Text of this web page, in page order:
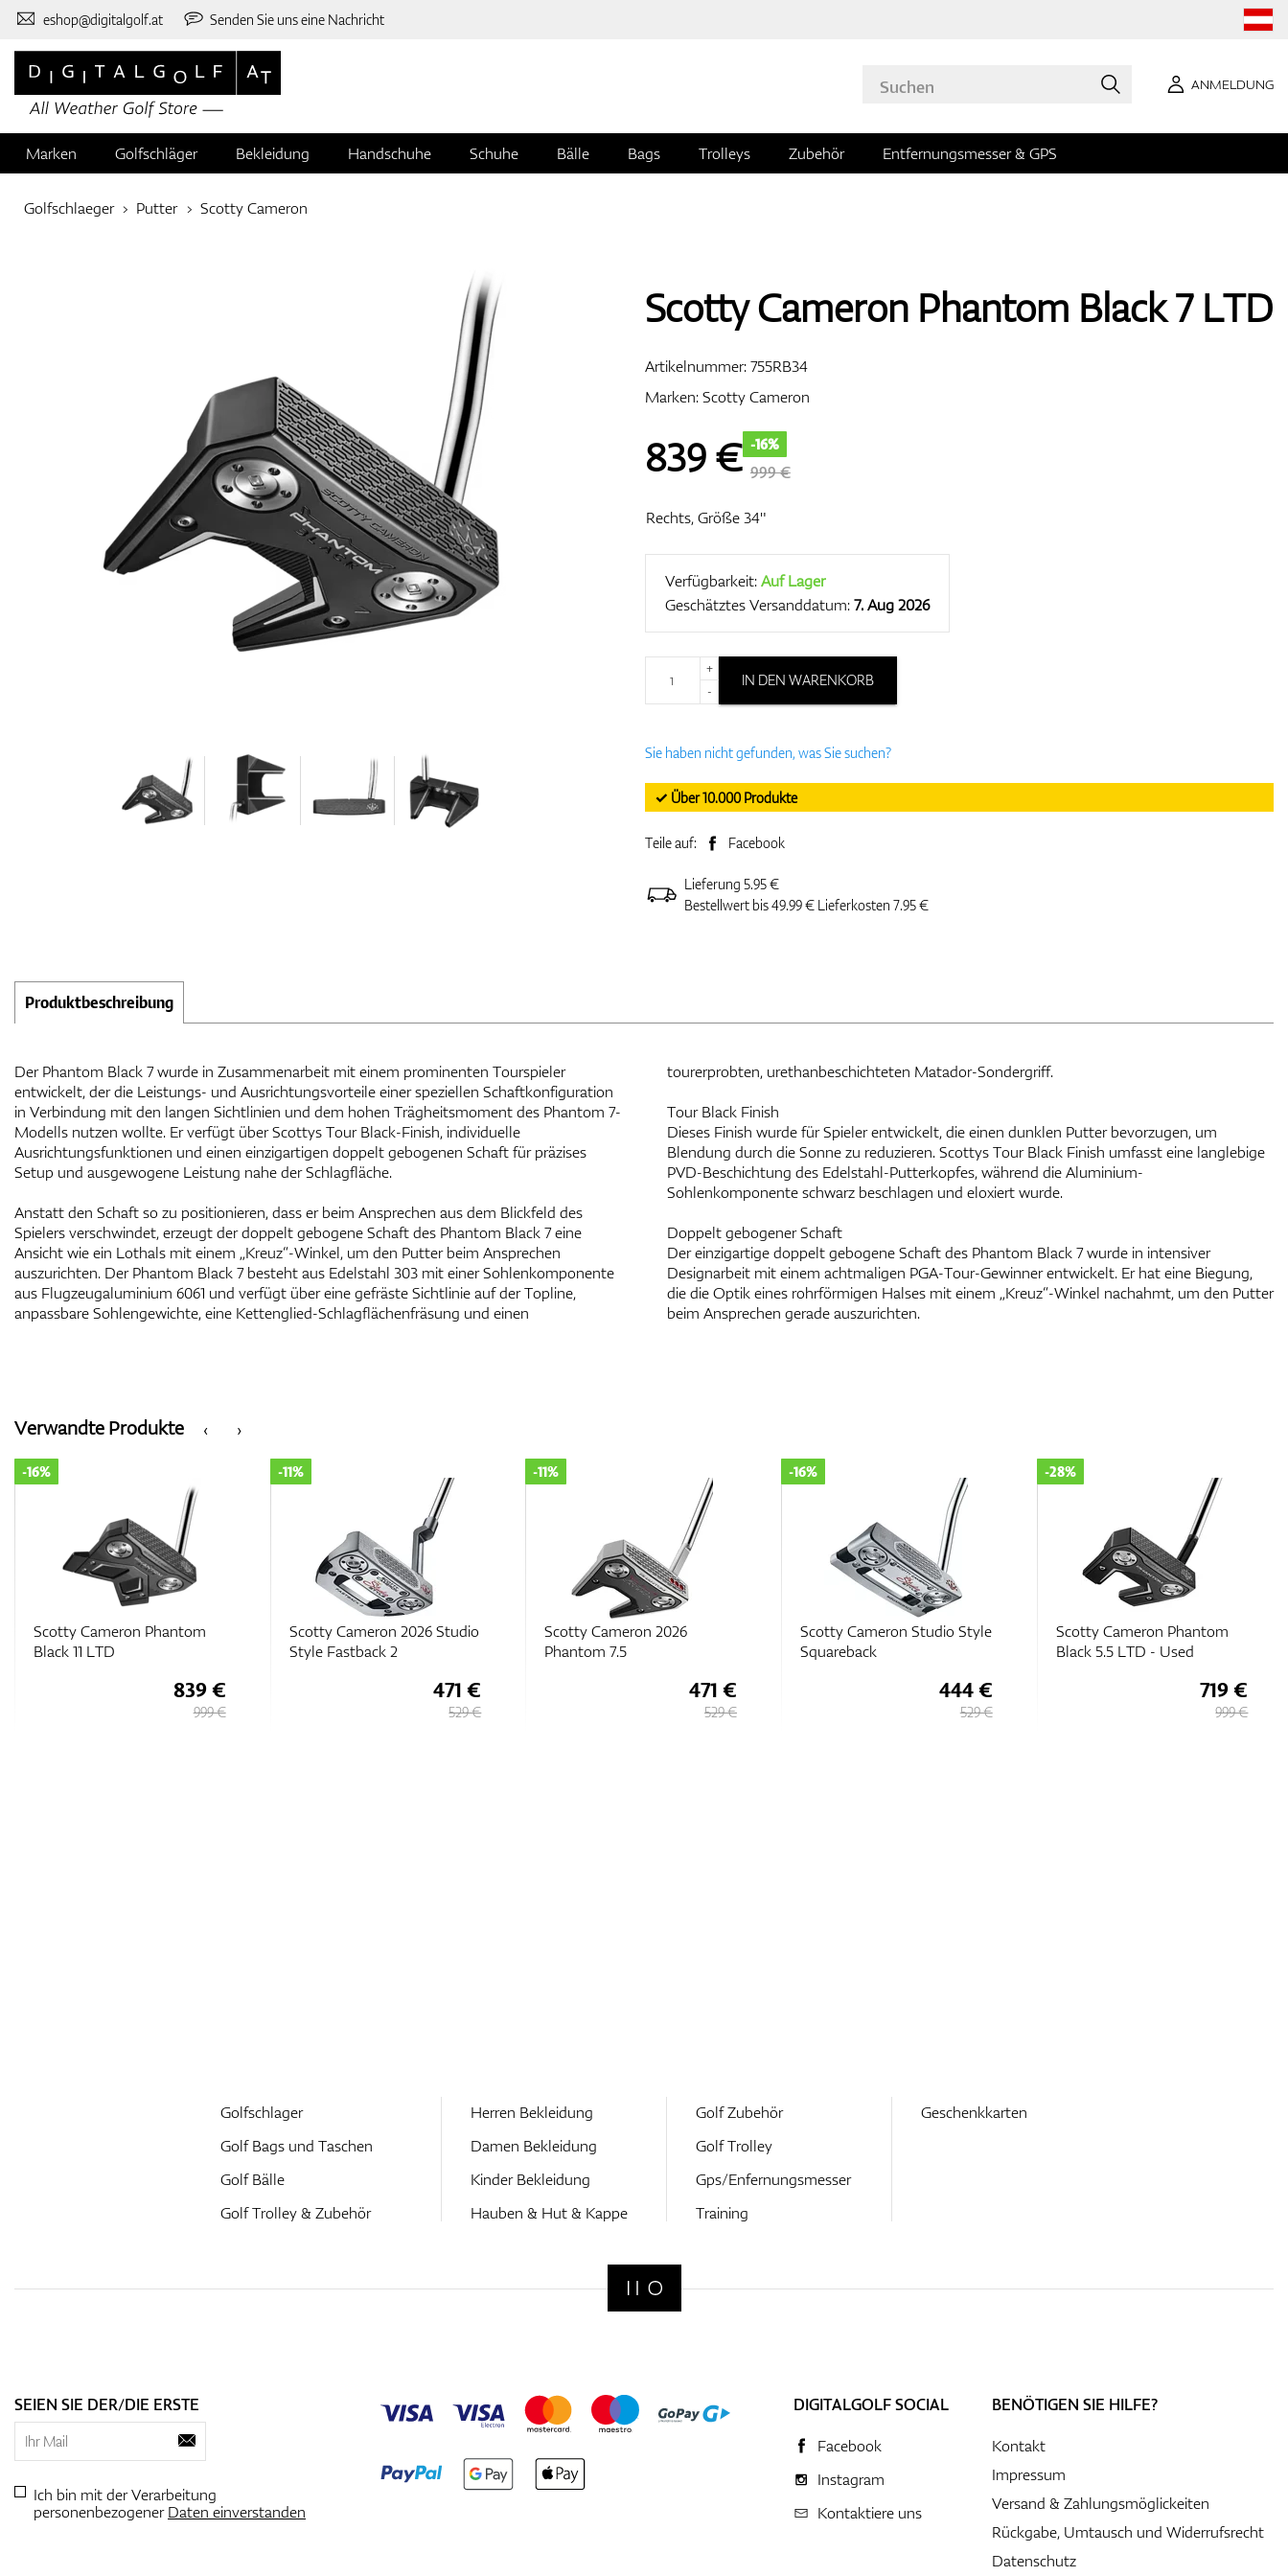
eshop@digitalgolf.at Senden Sie uns eine Nachricht
ANMELDUNG
Marken Golfschläger Bekleidung Handschuhe Schuhe Bälle Bags Trolleys Zubehör Entfernungsmesser & GPS
Golfschlaeger Putter Scotty Cameron
Scotty Cameron Phantom Black 7 LTD
Artikelnummer:755RB34
Marken:Scotty Cameron
839€ -16%
999 €
Rechts, Größe 34"
Verfügbarkeit:Auf Lager
Geschätztes Versanddatum:7. Aug 2026
+
-
IN DEN WARENKORB
Sie haben nicht gefunden, was Sie suchen?
✓ Über 10.000 Produkte
Teile auf: Facebook
Lieferung 5.95 €
Bestellwert bis 49.99 € Lieferkosten 7.95 €
Produktbeschreibung
Der Phantom Black 7 wurde in Zusammenarbeit mit einem prominenten Tourspieler
entwickelt, der die Leistungs- und Ausrichtungsvorteile einer speziellen Schaftkonfiguration
in Verbindung mit den langen Sichtlinien und dem hohen Trägheitsmoment des Phantom 7-
Modells nutzen wollte. Er verfügt über Scottys Tour Black-Finish, individuelle
Ausrichtungsfunktionen und einen einzigartigen doppelt gebogenen Schaft für präzises
Setup und ausgewogene Leistung nahe der Schlagfläche.
Anstatt den Schaft so zu positionieren, dass er beim Ansprechen aus dem Blickfeld des
Spielers verschwindet, erzeugt der doppelt gebogene Schaft des Phantom Black 7 eine
Ansicht wie ein Lothals mit einem „Kreuz“-Winkel, um den Putter beim Ansprechen
auszurichten. Der Phantom Black 7 besteht aus Edelstahl 303 mit einer Sohlenkomponente
aus Flugzeugaluminium 6061 und verfügt über eine gefräste Sichtlinie auf der Topline,
anpassbare Sohlengewichte, eine Kettenglied-Schlagflächenfräsung und einen
tourerprobten, urethanbeschichteten Matador-Sondergriff.
Tour Black Finish
Dieses Finish wurde für Spieler entwickelt, die einen dunklen Putter bevorzugen, um
Blendung durch die Sonne zu reduzieren. Scottys Tour Black Finish umfasst eine langlebige
PVD-Beschichtung des Edelstahl-Putterkopfes, während die Aluminium-
Sohlenkomponente schwarz beschlagen und eloxiert wurde.
Doppelt gebogener Schaft
Der einzigartige doppelt gebogene Schaft des Phantom Black 7 wurde in intensiver
Designarbeit mit einem achtmaligen PGA-Tour-Gewinner entwickelt. Er hat eine Biegung,
die die Optik eines rohrförmigen Halses mit einem „Kreuz“-Winkel nachahmt, um den Putter
beim Ansprechen gerade auszurichten.
‹
Verwandte Produkte ›
Scotty Cameron Phantom
Black 11 LTD
-16%
839 €
999 €
Scotty Cameron 2026 Studio
Style Fastback 2
-11%
471 €
529 €
Scotty Cameron 2026
Phantom 7.5
-11%
471 €
529 €
Scotty Cameron Studio Style
Squareback
-16%
444 €
529 €
Scotty Cameron Phantom
Black 5.5 LTD - Used
-28%
719 €
999 €
Golfschlager
Golf Bags und Taschen
Golf Bälle
Golf Trolley & Zubehör
Herren Bekleidung
Damen Bekleidung
Kinder Bekleidung
Hauben & Hut & Kappe
Golf Zubehör
Golf Trolley
Gps/Enfernungsmesser
Training
Geschenkkarten
SEIEN SIE DER/DIE ERSTE
Ich bin mit der Verarbeitung
personenbezogenerDaten einverstanden
DIGITALGOLF SOCIAL
Facebook
Instagram
Kontaktiere uns
BENÖTIGEN SIE HILFE?
Kontakt
Impressum
Versand & Zahlungsmöglickeiten
Rückgabe, Umtausch und Widerrufsrecht
Datenschutz